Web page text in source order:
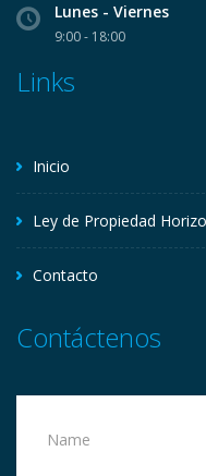
Lunes - Viernes
9:00 - 18:00
Links
Inicio
Ley de Propiedad
Contacto
Contáctenos